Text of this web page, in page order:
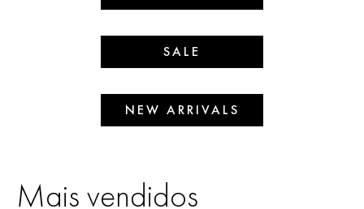
SALE
NEW ARRIVALS
Mais vendidos